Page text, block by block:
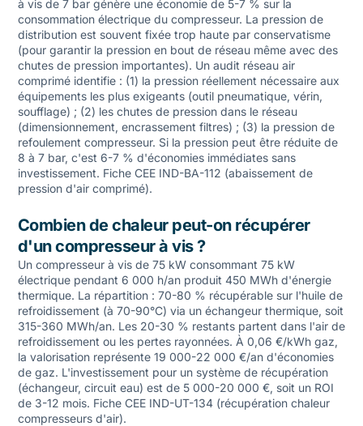
à vis de 7 bar génère une économie de 5-7 % sur la
consommation électrique du compresseur. La pression de
distribution est souvent fixée trop haute par conservatisme
(pour garantir la pression en bout de réseau même avec des
chutes de pression importantes). Un audit réseau air
comprimé identifie : (1) la pression réellement nécessaire aux
équipements les plus exigeants (outil pneumatique, vérin,
soufflage) ; (2) les chutes de pression dans le réseau
(dimensionnement, encrassement filtres) ; (3) la pression de
refoulement compresseur. Si la pression peut être réduite de
8 à 7 bar, c'est 6-7 % d'économies immédiates sans
investissement. Fiche CEE IND-BA-112 (abaissement de
pression d'air comprimé).
Combien de chaleur peut-on récupérer
d'un compresseur à vis ?
Un compresseur à vis de 75 kW consommant 75 kW
électrique pendant 6 000 h/an produit 450 MWh d'énergie
thermique. La répartition : 70-80 % récupérable sur l'huile de
refroidissement (à 70-90°C) via un échangeur thermique, soit
315-360 MWh/an. Les 20-30 % restants partent dans l'air de
refroidissement ou les pertes rayonnées. À 0,06 €/kWh gaz,
la valorisation représente 19 000-22 000 €/an d'économies
de gaz. L'investissement pour un système de récupération
(échangeur, circuit eau) est de 5 000-20 000 €, soit un ROI
de 3-12 mois. Fiche CEE IND-UT-134 (récupération chaleur
compresseurs d'air).